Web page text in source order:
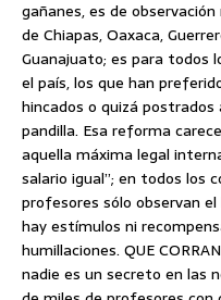
gañanes, es de
de Chiapas, Oaxaca,
Guanajuato; es para todos
el país, los que han
hincados o quizá
pandilla. Esa reforma
aquella máxima legal
salario igual”; en todos los
profesores sólo observan
hay estímulos ni
humillaciones. QUE
nadie es un secreto en las